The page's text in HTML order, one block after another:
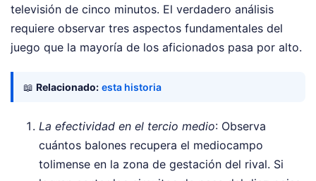
televisión de cinco minutos. El verdadero análisis
requiere observar tres aspectos fundamentales del
juego que la mayoría de los aficionados pasa por alto.
📖 Relacionado: esta historia
La efectividad en el tercio medio: Observa
cuántos balones recupera el mediocampo
tolimense en la zona de gestación del rival. Si